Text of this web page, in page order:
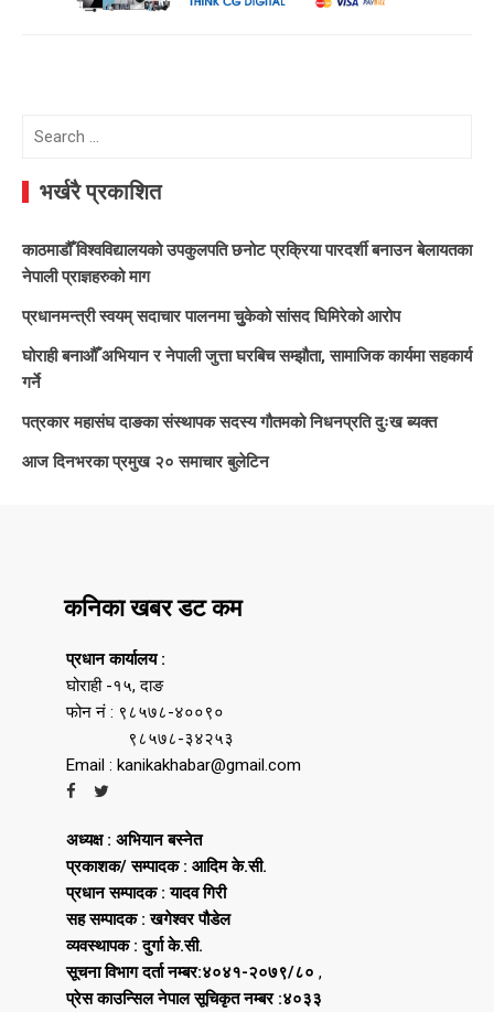
Search
भर्खरै प्रकाशित
काठमाडौँ विश्वविद्यालयको उपकुलपति छनोट प्रक्रिया पारदर्शी बनाउन बेलायतका
नेपाली प्राज्ञहरुको माग
प्रधानमन्त्री स्वयम् सदाचार पालनमा चुुकेको सांसद घिमिरेको आरोप
घोराही बनाऔँ अभियान र नेपाली जुत्ता घरबिच सम्झौता, सामाजिक कार्यमा सहकार्य
गर्ने
पत्रकार महासंघ दाङका संस्थापक सदस्य गौतमको निधनप्रति दुःख ब्यक्त
आज दिनभरका प्रमुख २० समाचार बुलेटिन
कनिका खबर डट कम
प्रधान कार्यालय :
घोराही -१५, दाङ
फोन नं : ९८५७८-४००९०
९८५७८-३४२५३
Email : kanikakhabar@gmail.com
अध्यक्ष : अभियान बस्नेत
प्रकाशक/ सम्पादक : आदिम के.सी.
प्रधान सम्पादक : यादव गिरी
सह सम्पादक : खगेश्वर पौडेल
व्यवस्थापक : दुर्गा के.सी.
सूचना विभाग दर्ता नम्बर:४०४१-२०७९/८० ,
प्रेस काउन्सिल नेपाल सूचिकृत नम्बर :४०३३